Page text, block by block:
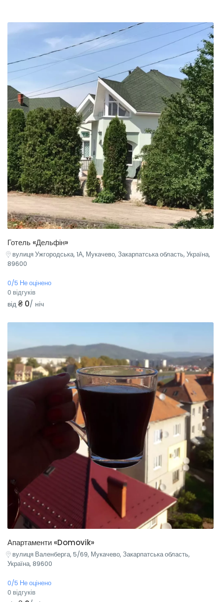
Готель «Дельфін»
вулиця Ужгородська, 1А, Мукачево, Закарпатська область, Україна,
89600
0/5 Не оцінено
0 відгуків
від ₴ 0/ ніч
Апартаменти «Domovik»
вулиця Валенберга, 5/69, Мукачево, Закарпатська область,
Україна, 89600
0/5 Не оцінено
0 відгуків